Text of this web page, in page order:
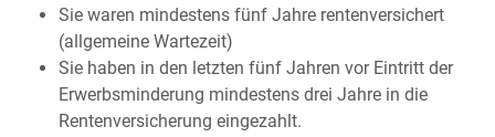
Sie waren mindestens fünf Jahre rentenversichert
(allgemeine Wartezeit)
Sie haben in den letzten fünf Jahren vor Eintritt der
Erwerbsminderung mindestens drei Jahre in die
Rentenversicherung eingezahlt.